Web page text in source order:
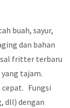
buah, sayur,
dan bahan
fritter terbaru
tajam.
cepat. Fungsi
dll) dengan